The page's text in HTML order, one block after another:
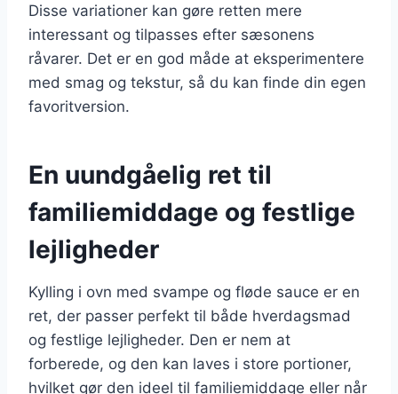
Disse variationer kan gøre retten mere
interessant og tilpasses efter sæsonens
råvarer. Det er en god måde at eksperimentere
med smag og tekstur, så du kan finde din egen
favoritversion.
En uundgåelig ret til
familiemiddage og festlige
lejligheder
Kylling i ovn med svampe og fløde sauce er en
ret, der passer perfekt til både hverdagsmad
og festlige lejligheder. Den er nem at
forberede, og den kan laves i store portioner,
hvilket gør den ideel til familiemiddage eller når